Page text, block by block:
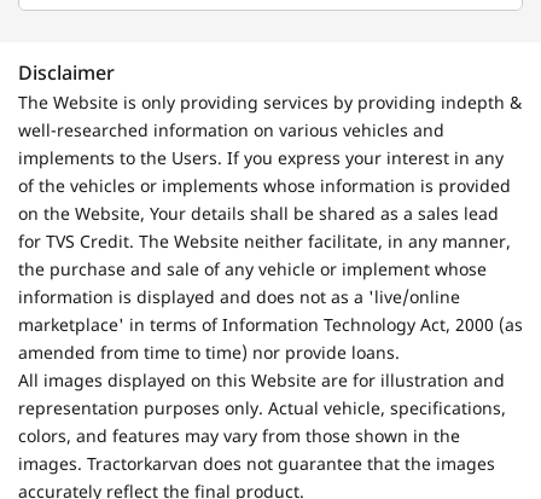
Disclaimer
The Website is only providing services by providing indepth &
well-researched information on various vehicles and
implements to the Users. If you express your interest in any
of the vehicles or implements whose information is provided
on the Website, Your details shall be shared as a sales lead
for TVS Credit. The Website neither facilitate, in any manner,
the purchase and sale of any vehicle or implement whose
information is displayed and does not as a 'live/online
marketplace' in terms of Information Technology Act, 2000 (as
amended from time to time) nor provide loans.
All images displayed on this Website are for illustration and
representation purposes only. Actual vehicle, specifications,
colors, and features may vary from those shown in the
images. Tractorkarvan does not guarantee that the images
accurately reflect the final product.